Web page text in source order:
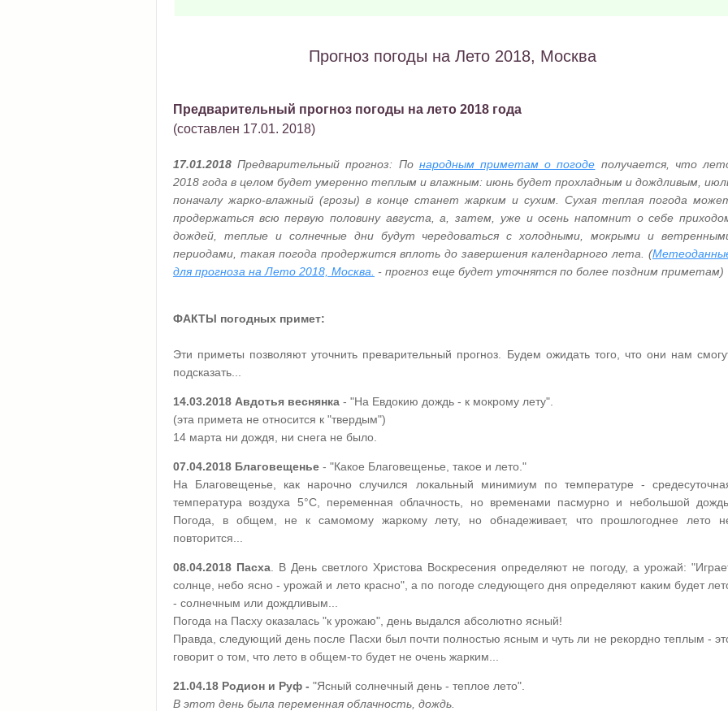
Прогноз погоды на Лето 2018, Москва
Предварительный прогноз погоды на лето 2018 года
(составлен 17.01. 2018)
17.01.2018 Предварительный прогноз: По народным приметам о погоде получается, что
2018 года в целом будет умеренно теплым и влажным: июнь будет прохладным и дождливым,
поначалу жарко-влажный (грозы) в конце станет жарким и сухим. Сухая теплая погода
продержаться всю первую половину августа , а, затем, уже и осень напомнит о себе
дождей, теплые и солнечные дни будут чередоваться с холодными, мокрыми и
периодами, такая погода продержится вплоть до завершения календарного лета. (
для прогноза на Лето 2018, Москва. - прогноз еще будет уточнятся по более поздним приметам)
ФАКТЫ погодных примет:
Эти приметы позволяют уточнить преварительный прогноз. Будем ожидать того, что они нам
подсказать...
14.03.2018 Авдотья веснянка - "На Евдокию дождь - к мокрому лету".
(эта примета не относится к "твердым")
14 марта ни дождя, ни снега не было.
07.04.2018 Благовещенье - "Какое Благовещенье, такое и лето."
На Благовещенье, как нарочно случился локальный минимиум по температуре -
температура воздуха 5°C, переменная облачность, но временами пасмурно и небольшой дождь.
Погода, в общем, не к самомому жаркому лету, но обнадеживает, что прошлогоднее лето
повторится...
08.04.2018 Пасха . В День светлого Христова Воскресения определяют не погоду, а урожай:
солнце, небо ясно - урожай и лето красно", а по погоде следующего дня определяют каким будет
- солнечным или дождливым...
Погода на Пасху оказалась "к урожаю", день выдался абсолютно ясный!
Правда, следующий день после Пасхи был почти полностью ясным и чуть ли не рекордно теплым -
говорит о том, что лето в общем-то будет не очень жарким...
21.04.18 Родион и Руф - "Ясный солнечный день - теплое лето".
В этот день была переменная облачность, дождь.